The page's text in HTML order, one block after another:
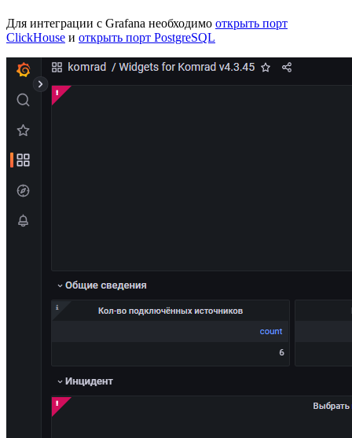
Для интеграции с Grafana необходимо открыть порт
ClickHouse и открыть порт PostgreSQL